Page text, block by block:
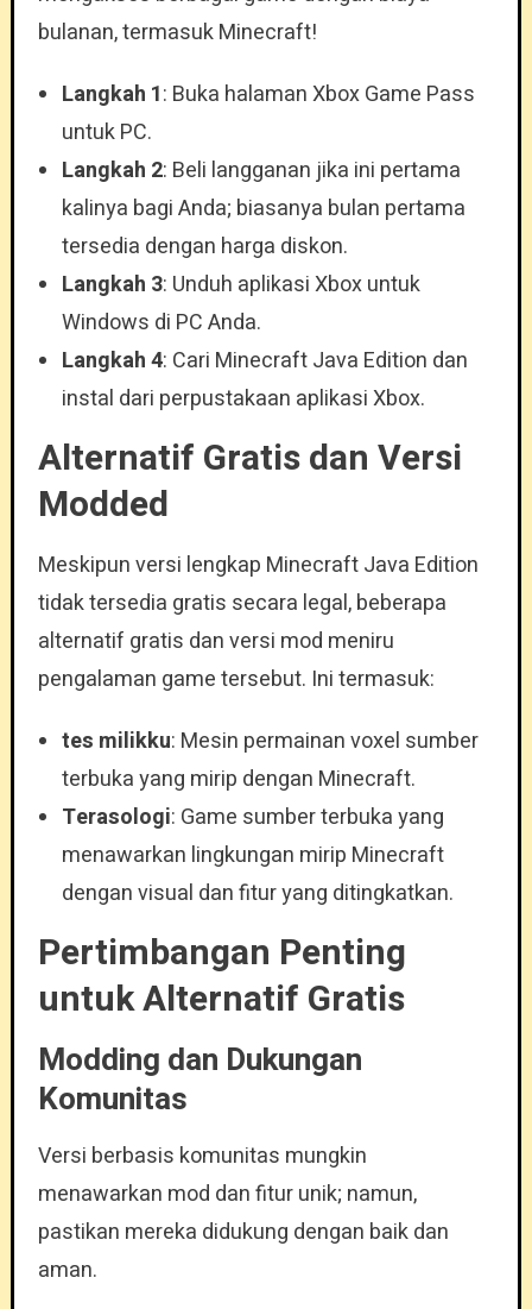
bulanan, termasuk Minecraft!
Langkah 1: Buka halaman Xbox Game Pass
untuk PC.
Langkah 2: Beli langganan jika ini pertama
kalinya bagi Anda; biasanya bulan pertama
tersedia dengan harga diskon.
Langkah 3: Unduh aplikasi Xbox untuk
Windows di PC Anda.
Langkah 4: Cari Minecraft Java Edition dan
instal dari perpustakaan aplikasi Xbox.
Alternatif Gratis dan Versi
Modded
Meskipun versi lengkap Minecraft Java Edition
tidak tersedia gratis secara legal, beberapa
alternatif gratis dan versi mod meniru
pengalaman game tersebut. Ini termasuk:
tes milikku: Mesin permainan voxel sumber
terbuka yang mirip dengan Minecraft.
Terasologi: Game sumber terbuka yang
menawarkan lingkungan mirip Minecraft
dengan visual dan fitur yang ditingkatkan.
Pertimbangan Penting
untuk Alternatif Gratis
Modding dan Dukungan
Komunitas
Versi berbasis komunitas mungkin
menawarkan mod dan fitur unik; namun,
pastikan mereka didukung dengan baik dan
aman.